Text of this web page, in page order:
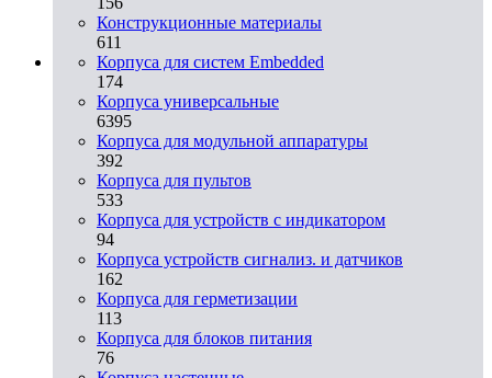
Конструкционные материалы
611
Корпуса для систем Embedded
174
Корпуса универсальные
6395
Корпуса для модульной аппаратуры
392
Корпуса для пультов
533
Корпуса для устройств с индикатором
94
Корпуса устройств сигнализ. и датчиков
162
Корпуса для герметизации
113
Корпуса для блоков питания
76